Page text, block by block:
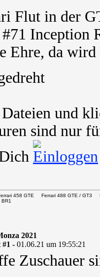
Flut in der
#71 Inception
Ehre, da
und
sind nur
458 GTE Ferrari 488 GTE /
2021
- 01.06.21 um 19:55:21
Zuschauer